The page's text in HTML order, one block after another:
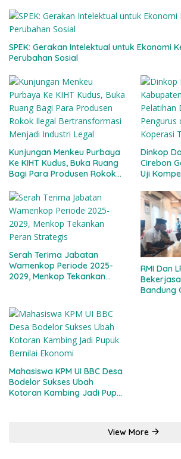
SPEK: Gerakan Intelektual untuk Ekonomi
Perubahan Sosial
Kunjungan Menkeu Purbaya
Ke KIHT Kudus, Buka Ruang
Bagi Para Produsen Rokok
Menjadi Industri Legal
Dinkop
Cirebon
Uji
2025
Serah Terima Jabatan
Wamenkop Periode 2025-
2029, Menkop Tekankan
RMI Dan
Bandung
Mahasiswa KPM UI BBC Desa
Bodelor Sukses Ubah
Kotoran Kambing Jadi Pupuk
View More